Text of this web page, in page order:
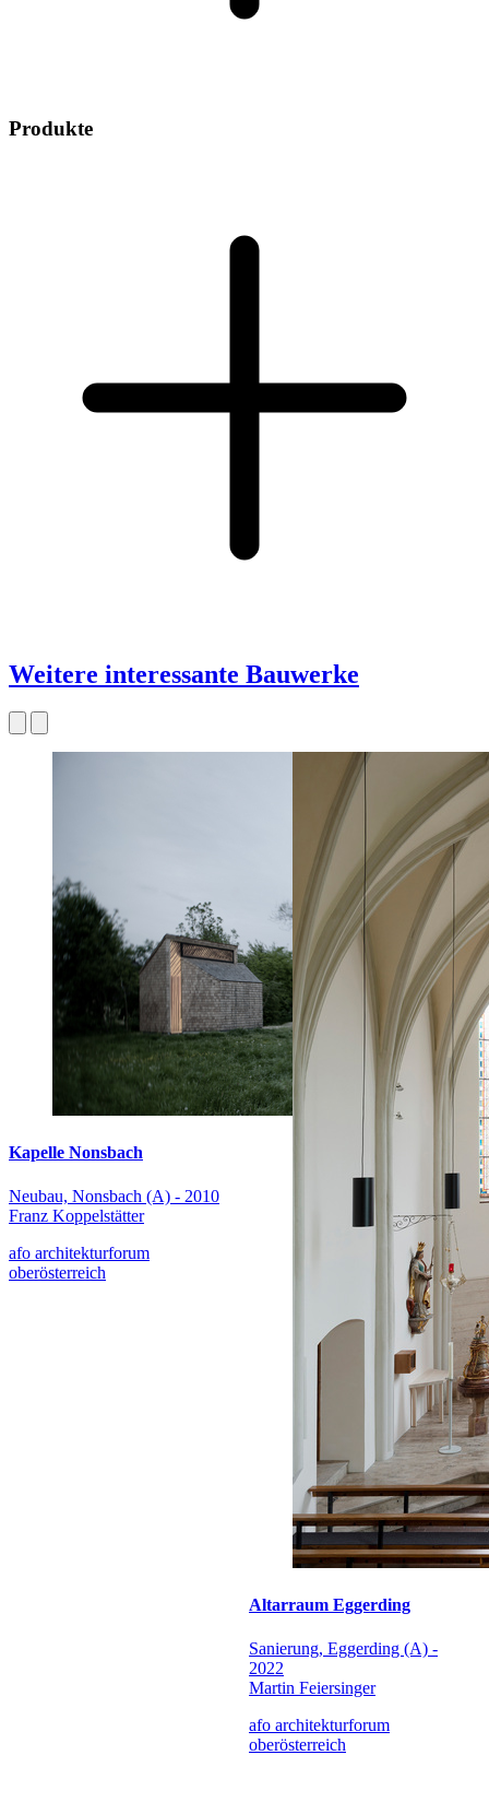
Produkte
Weitere interessante Bauwerke
Kapelle Nonsbach
Neubau, Nonsbach (A) - 2010
Franz Koppelstätter
afo architekturforum
oberösterreich
Altarraum Eggerding
Sanierung, Eggerding (A) -
2022
Martin Feiersinger
afo architekturforum
oberösterreich